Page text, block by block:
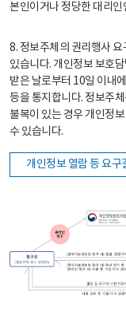
본인이거나 정당한 대리
8. 정보주체의 권리행사
있습니다. 개인정보 보호
받은 날로부터 10일 이내
등을 통지합니다. 정보주
불복이 있는 경우 개인정
수 있습니다.
개인정보 열람 등 요구